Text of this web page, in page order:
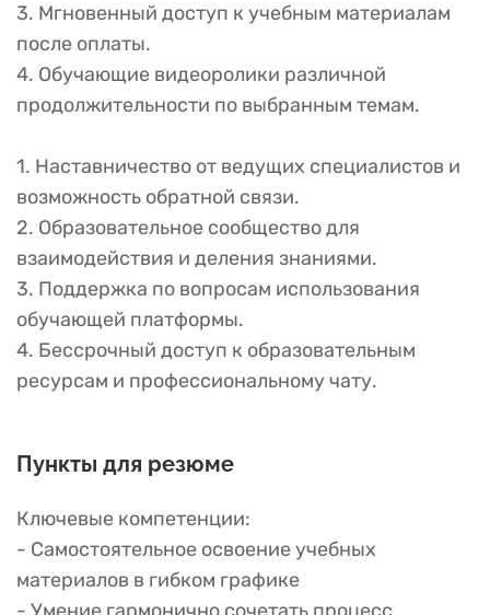
3. Мгновенный доступ к учебным материалам
после оплаты.
4. Обучающие видеоролики различной
продолжительности по выбранным темам.
1. Наставничество от ведущих специалистов и
возможность обратной связи.
2. Образовательное сообщество для
взаимодействия и деления знаниями.
3. Поддержка по вопросам использования
обучающей платформы.
4. Бессрочный доступ к образовательным
ресурсам и профессиональному чату.
Пункты для резюме
Ключевые компетенции:
- Самостоятельное освоение учебных
материалов в гибком графике